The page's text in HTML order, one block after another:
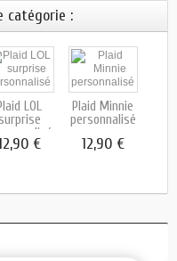
catégorie :
LOL
surprise
€
Plaid Minnie
personnalisé
12,90 €